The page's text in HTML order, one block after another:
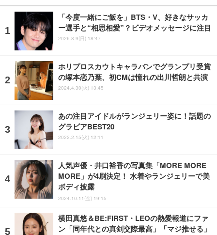
「今度一緒にご飯を」BTS・V、好きなサッカ
ー選手と“相思相愛”？ビデオメッセージに注目
2026.8.9(日) 18:47
ホリプロスカウトキャラバンでグランプリ受賞
の塚本恋乃葉、初CMは憧れの出川哲朗と共演
2024.4.30(火) 13:45
あの注目アイドルがランジェリー姿に！話題の
グラビアBEST20
2022.2.15(火) 12:11
人気声優・井口裕香の写真集「MORE MORE
MORE」が4刷決定！ 水着やランジェリーで美
ボディ披露
2024.10.11(金) 19:15
横田真悠＆BE:FIRST・LEOの熱愛報道にファ
ン「同年代との真剣交際最高」「マジ推せる」